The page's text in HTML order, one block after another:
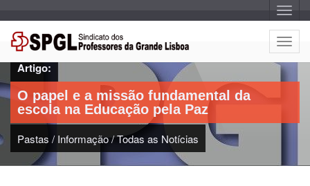
A
l
t
e
r
a
g
o
A
l
t
e
a
a
Artigo:
O papel e a missão fundamental da
escola na Educação pela Paz
Pastas / Informação/Todas as Notícias